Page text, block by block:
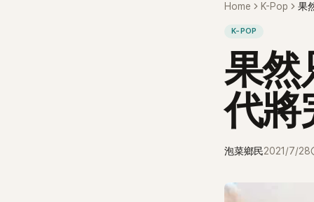
Home K-Pop 果
K-POP
果然
代將
泡菜鄉民2021/7/28